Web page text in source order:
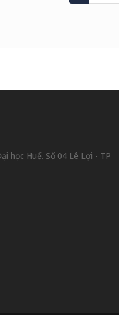
học Huế. Số 04 Lê Lợi - TP